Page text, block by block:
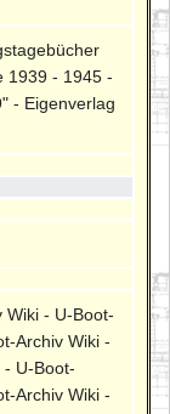
1939 - 1945 -
- Eigenverlag
Wiki - U-Boot-
Archiv Wiki -
- U-Boot-
Archiv Wiki -